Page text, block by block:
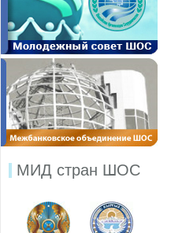
МИД стран ШОС